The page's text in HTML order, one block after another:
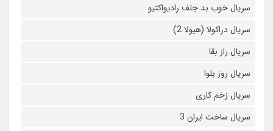
سریال خوب بد جلف رادیواکتیو
سریال دراکولا (هیولا 2)
سریال راز بقا
سریال روز بلوا
سریال زخم کاری
سریال ساخت ایران 3